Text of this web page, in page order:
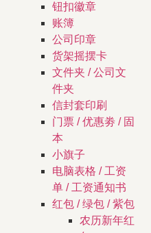
钮扣徽章
账簿
公司印章
货架摇摆卡
文件夹 / 公司文
件夹
信封套印刷
门票 / 优惠劵 / 固
本
小旗子
电脑表格 / 工资
单 / 工资通知书
红包 / 绿包 / 紫包
农历新年红